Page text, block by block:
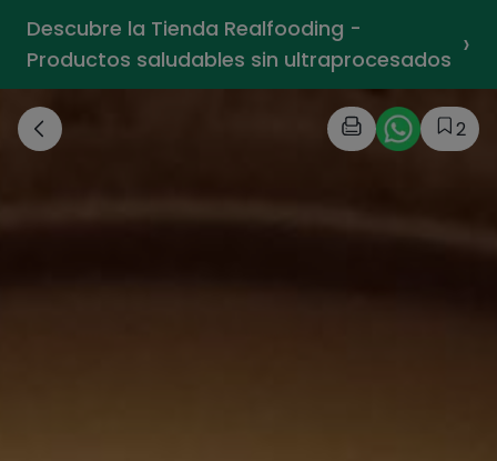
Descubre la Tienda Realfooding -
Productos saludables sin ultraprocesados ›
2